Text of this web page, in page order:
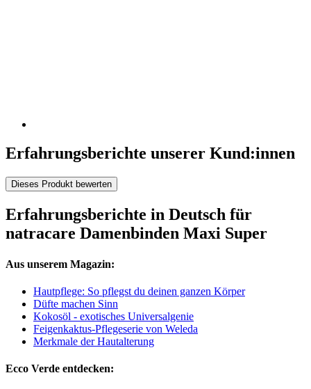
Erfahrungsberichte unserer Kund:innen
Dieses Produkt bewerten
Erfahrungsberichte in Deutsch für
natracare Damenbinden Maxi Super
Aus unserem Magazin:
Hautpflege: So pflegst du deinen ganzen Körper
Düfte machen Sinn
Kokosöl - exotisches Universalgenie
Feigenkaktus-Pflegeserie von Weleda
Merkmale der Hautalterung
Ecco Verde entdecken: